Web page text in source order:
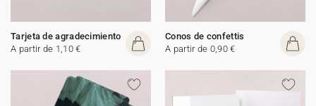
Tarjeta de agradecimiento
A partir de 1,10 €
Conos de confettis
A partir de 0,90 €